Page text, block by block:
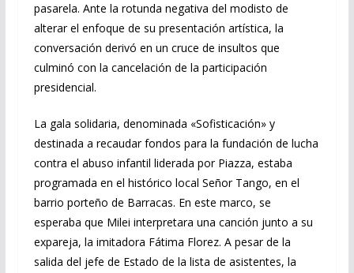
pasarela. Ante la rotunda negativa del modisto de
alterar el enfoque de su presentación artística, la
conversación derivó en un cruce de insultos que
culminó con la cancelación de la participación
presidencial.
La gala solidaria, denominada «Sofisticación» y
destinada a recaudar fondos para la fundación de lucha
contra el abuso infantil liderada por Piazza, estaba
programada en el histórico local Señor Tango, en el
barrio porteño de Barracas. En este marco, se
esperaba que Milei interpretara una canción junto a su
expareja, la imitadora Fátima Florez. A pesar de la
salida del jefe de Estado de la lista de asistentes, la